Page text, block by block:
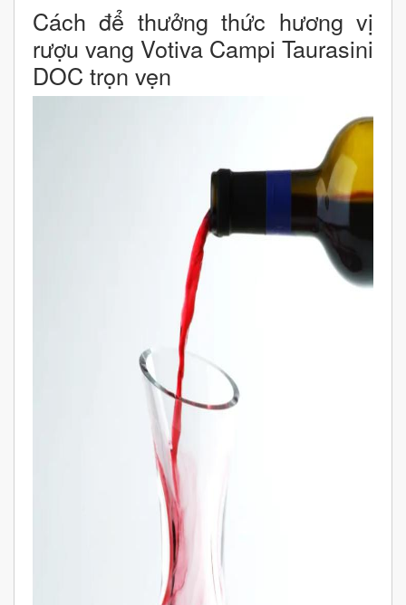
Cách để thưởng thức hương vị
rượu vang Votiva Campi Taurasini
DOC trọn vẹn